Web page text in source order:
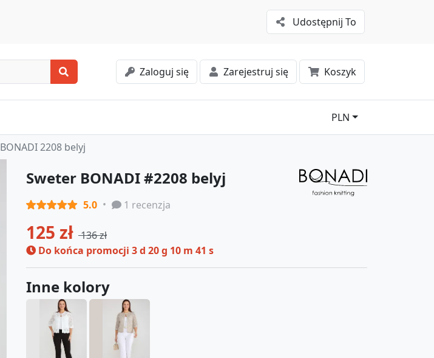
Udostępnij To
Zaloguj się Zarejestruj się Koszyk
PLN
BONADI 2208 belyj
Sweter BONADI #2208 belyj
5.0 1 recenzja
125 zł 136 zł
Do końca promocji 3 d 20 g 10 m 41 s
Inne kolory